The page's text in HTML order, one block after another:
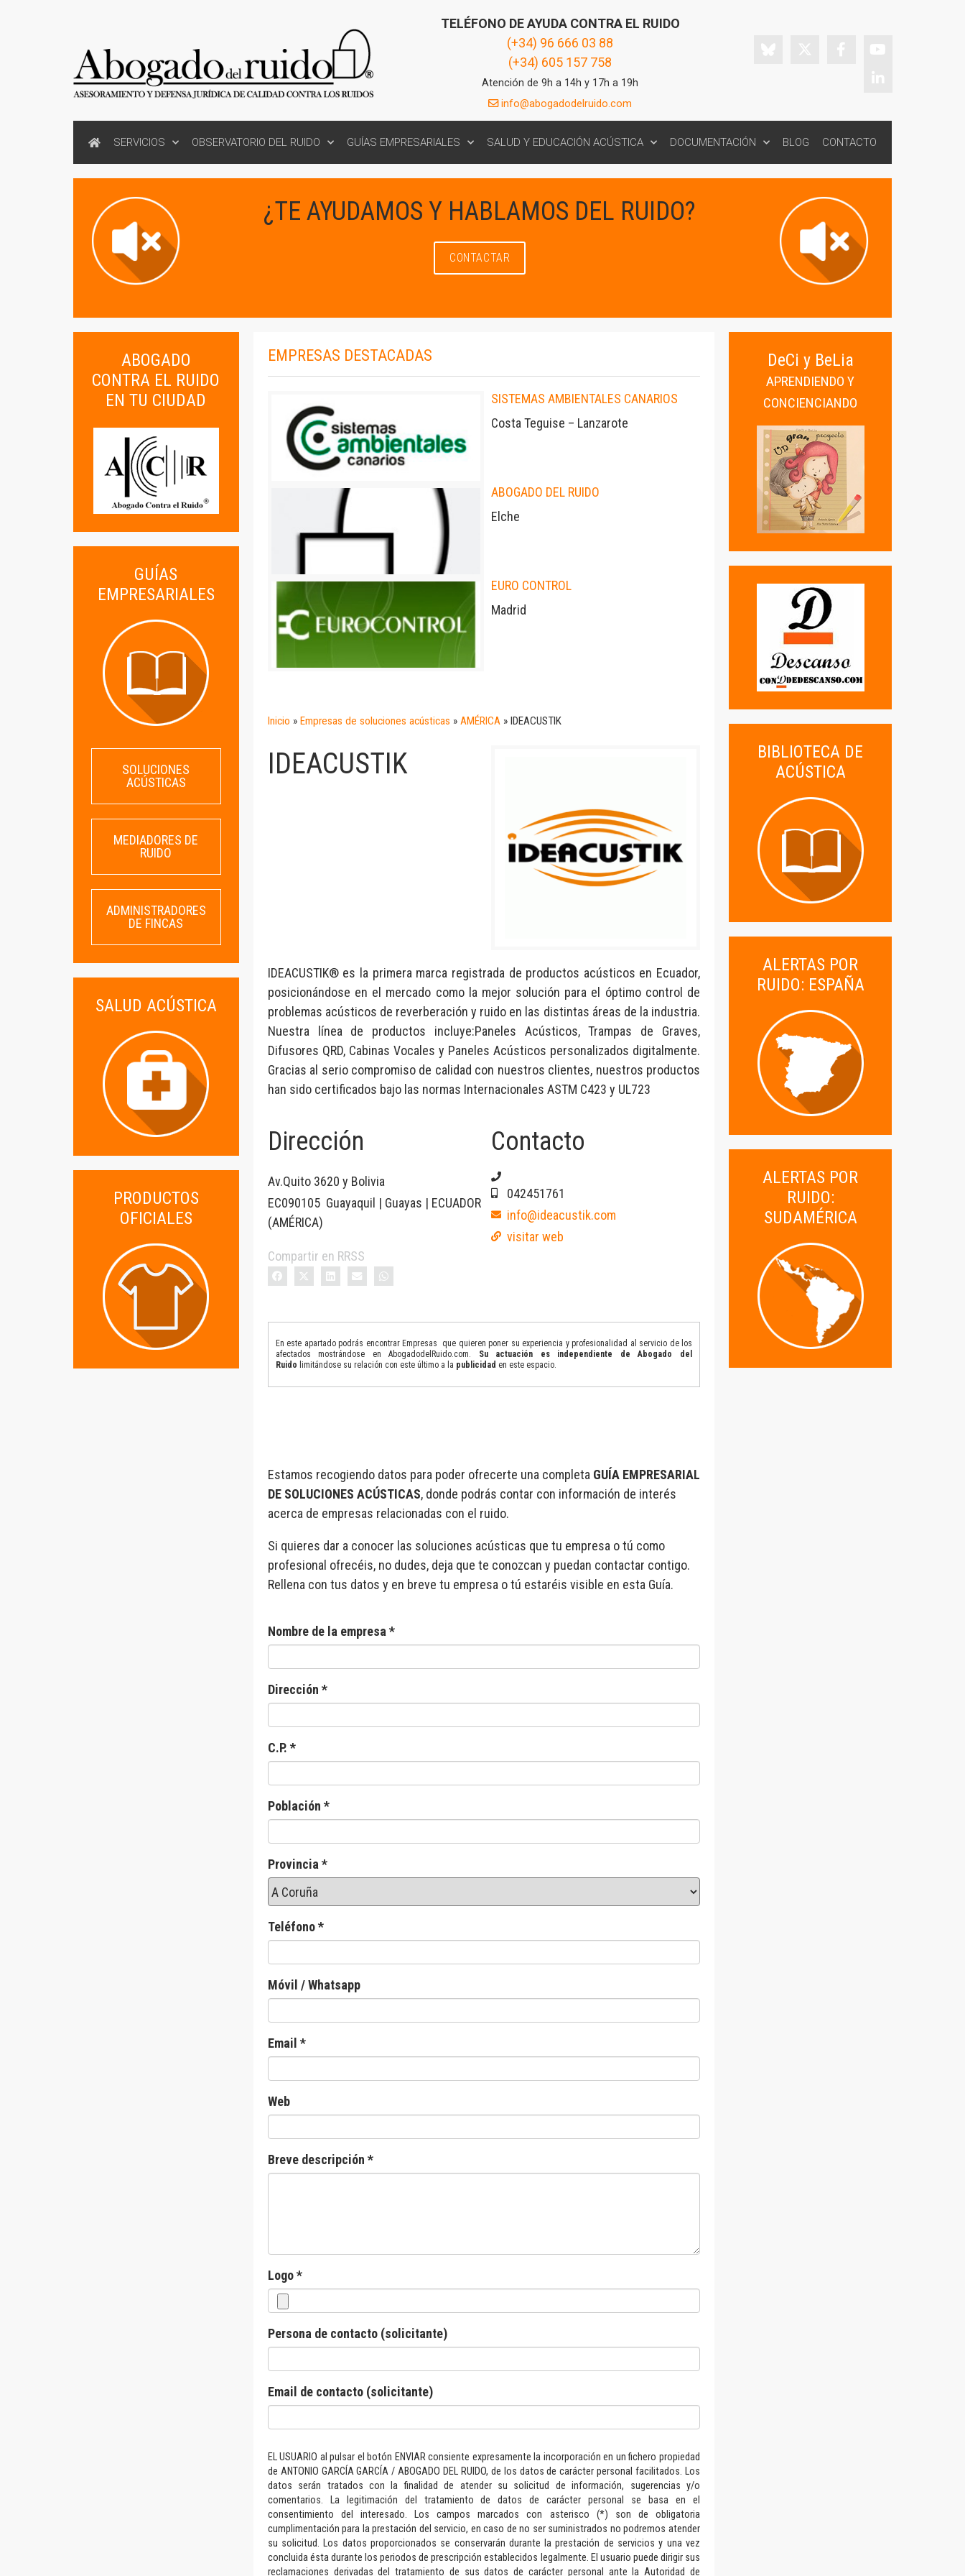
TELÉFONO DE AYUDA CONTRA EL RUIDO
(+34) 96 666 03 88
(+34) 605 157 758
Atención de 9h a 14h y 17h a 19h
info@abogadodelruido.com
SERVICIOS OBSERVATORIO DEL RUIDO GUÍAS EMPRESARIALES SALUD Y EDUCACIÓN ACÚSTICA DOCUMENTACIÓN BLOG CONTACTO
¿TE AYUDAMOS Y HABLAMOS DEL RUIDO?
CONTACTAR
ABOGADO
CONTRA EL RUIDO
EN TU CIUDAD
GUÍAS
EMPRESARIALES
SOLUCIONES
ACÚSTICAS
MEDIADORES DE
RUIDO
ADMINISTRADORES
DE FINCAS
SALUD ACÚSTICA
PRODUCTOS
OFICIALES
EMPRESAS DESTACADAS
SISTEMAS AMBIENTALES CANARIOS
Costa Teguise – Lanzarote
ABOGADO DEL RUIDO
Elche
EURO CONTROL
Madrid
Inicio » Empresas de soluciones acústicas » AMÉRICA » IDEACUSTIK
IDEACUSTIK
IDEACUSTIK® es la primera marca registrada de productos acústicos en Ecuador,
posicionándose en el mercado como la mejor solución para el óptimo control de
problemas acústicos de reverberación y ruido en las distintas áreas de la industria.
Nuestra línea de productos incluye:Paneles Acústicos, Trampas de Graves,
Difusores QRD, Cabinas Vocales y Paneles Acústicos personalizados digitalmente.
Gracias al serio compromiso de calidad con nuestros clientes, nuestros productos
han sido certificados bajo las normas Internacionales ASTM C423 y UL723
Dirección
Av.Quito 3620 y Bolivia
EC090105 Guayaquil | Guayas | ECUADOR
(AMÉRICA)
Compartir en RRSS
Contacto
042451761
info@ideacustik.com
visitar web
En este apartado podrás encontrar Empresas que quieren poner su experiencia y profesionalidad al servicio de los
afectados mostrándose en AbogadodelRuido.com. Su actuación es independiente de Abogado del
Ruido limitándose su relación con este último a la publicidad en este espacio.
Estamos recogiendo datos para poder ofrecerte una completa GUÍA EMPRESARIAL
DE SOLUCIONES ACÚSTICAS, donde podrás contar con información de interés
acerca de empresas relacionadas con el ruido.
Si quieres dar a conocer las soluciones acústicas que tu empresa o tú como
profesional ofrecéis, no dudes, deja que te conozcan y puedan contactar contigo.
Rellena con tus datos y en breve tu empresa o tú estaréis visible en esta Guía.
Nombre de la empresa *
Dirección *
C.P. *
Población *
Provincia *
Teléfono *
Móvil / Whatsapp
Email *
Web
Breve descripción *
Logo *
Persona de contacto (solicitante)
Email de contacto (solicitante)
EL USUARIO al pulsar el botón ENVIAR consiente expresamente la incorporación en un fichero propiedad
de ANTONIO GARCÍA GARCÍA / ABOGADO DEL RUIDO, de los datos de carácter personal facilitados. Los
datos serán tratados con la finalidad de atender su solicitud de información, sugerencias y/o
comentarios. La legitimación del tratamiento de datos de carácter personal se basa en el
consentimiento del interesado. Los campos marcados con asterisco (*) son de obligatoria
cumplimentación para la prestación del servicio, en caso de no ser suministrados no podremos atender
su solicitud. Los datos proporcionados se conservarán durante la prestación de servicios y una vez
concluida ésta durante los periodos de prescripción establecidos legalmente. El usuario puede dirigir sus
reclamaciones derivadas del tratamiento de sus datos de carácter personal ante la Autoridad de
DeCi y BeLia
APRENDIENDO Y
CONCIENCIANDO
BIBLIOTECA DE
ACÚSTICA
ALERTAS POR
RUIDO: ESPAÑA
ALERTAS POR
RUIDO:
SUDAMÉRICA